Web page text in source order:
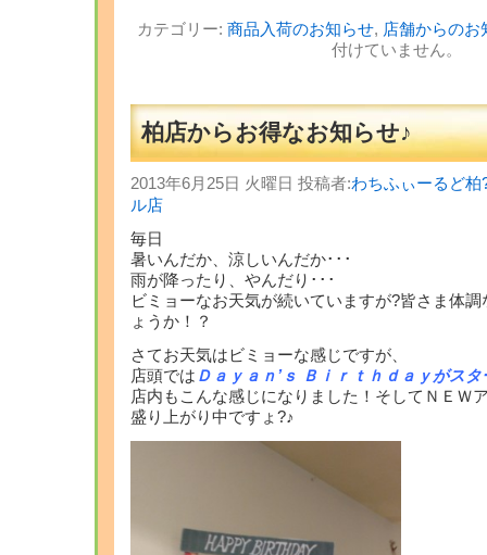
カテゴリー: 商品入荷のお知らせ, 店舗からのお
付けていません。
柏店からお得なお知らせ♪
2013年6月25日 火曜日 投稿者:わちふぃーるど
ル店
毎日
暑いんだか、涼しいんだか･･･
雨が降ったり、やんだり･･･
ビミョーなお天気が続いていますが?皆さま体
ょうか！？
さてお天気はビミョーな感じですが、
店頭では Ｄａｙａｎ’ｓ Ｂｉｒｔｈｄａｙがス
店内もこんな感じになりました！そしてＮＥＷ
盛り上がり中ですょ?♪